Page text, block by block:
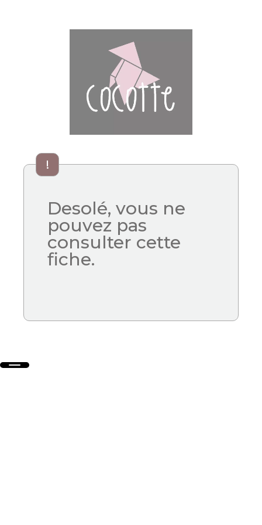
!
Desolé, vous ne
pouvez pas
consulter cette
fiche.